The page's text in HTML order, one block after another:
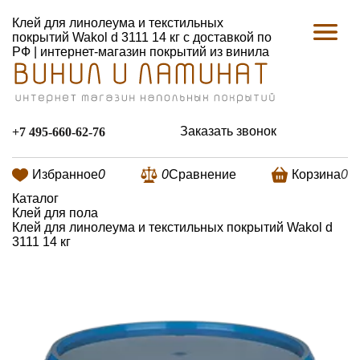
Клей для линолеума и текстильных
покрытий Wakol d 3111 14 кг с доставкой по
РФ | интернет-магазин покрытий из винила
+7 495-660-62-76 Заказать звонок
Избранное0 0Сравнение Корзина0
Каталог
Клей для пола
Клей для линолеума и текстильных покрытий Wakol d
3111 14 кг